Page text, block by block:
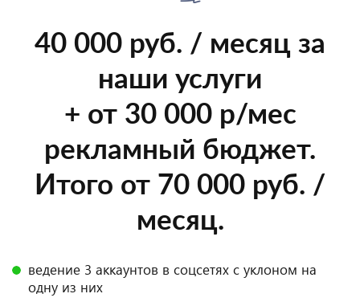
40 000 руб. / месяц за
наши услуги
+ от 30 000 р/мес
рекламный бюджет.
Итого от 70 000 руб. /
месяц.
ведение 3 аккаунтов в соцсетях с уклоном на
одну из них